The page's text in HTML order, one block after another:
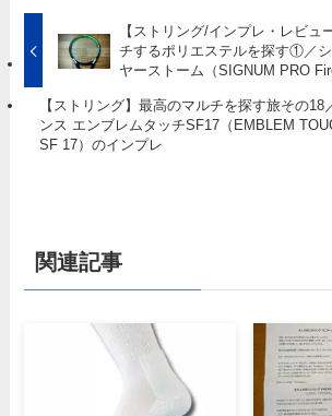
【ストリング/インプレ・レビュ
チするポリエステルを探す①／
ヤーストーム（SIGNUM PRO
【ストリング】最高のマルチを探す旅その18
ンス エンブレムタッチSF17（EMBLEM
SF 17）のインプレ
関連記事